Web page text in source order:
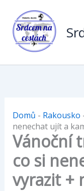
obsah
Domů - Rakousko
nenechat ujít a
Vánoční
co si
vyrazit +